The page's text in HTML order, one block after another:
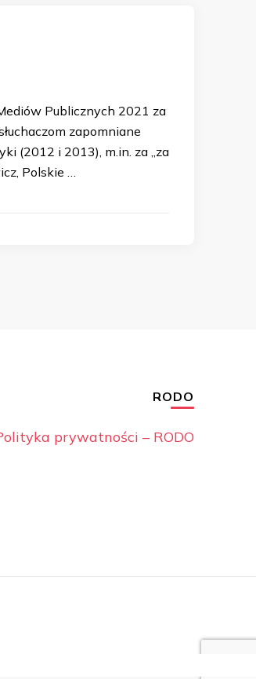
Publicznych 2021 za
zapomniane
(2012 i 2013), m.in. za „za
Polskie …
RODO
prywatności – RODO